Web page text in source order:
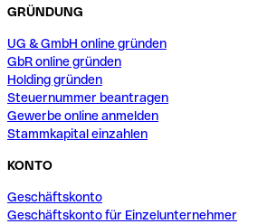
GRÜNDUNG
UG & GmbH online gründen
GbR online gründen
Holding gründen
Steuernummer beantragen
Gewerbe online anmelden
Stammkapital einzahlen
KONTO
Geschäftskonto
Geschäftskonto für Einzelunternehmer